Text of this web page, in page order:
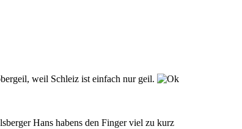
weil Schleiz ist einfach nur geil.
Hans habens den Finger viel zu kurz